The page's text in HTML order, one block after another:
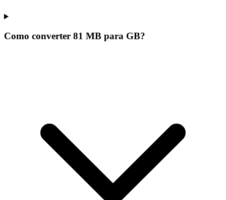
Como converter 81 MB para GB?